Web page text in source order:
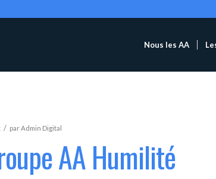
Nous les AA
/ parAdmin Digital
AA Humilité